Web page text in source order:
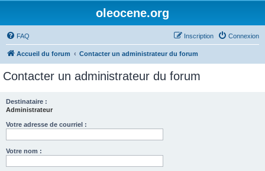
oleocene.org
FAQ Connexion
Inscription
Accueil du forum Contacter un administrateur du forum
Contacter un administrateur du forum
Destinataire :
Administrateur
Votre adresse de courriel :
Votre nom :